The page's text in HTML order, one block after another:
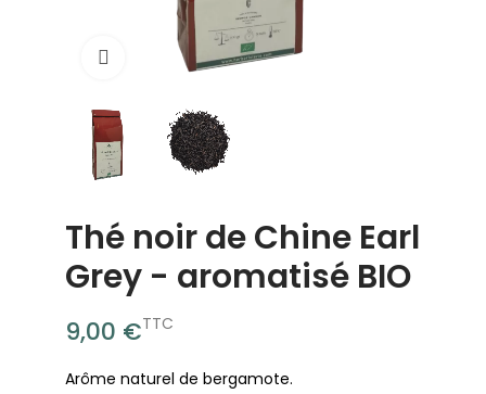
Click to enlarge
Thé noir de Chine Earl
Grey - aromatisé BIO
9,00 €TTC
Arôme naturel de bergamote.